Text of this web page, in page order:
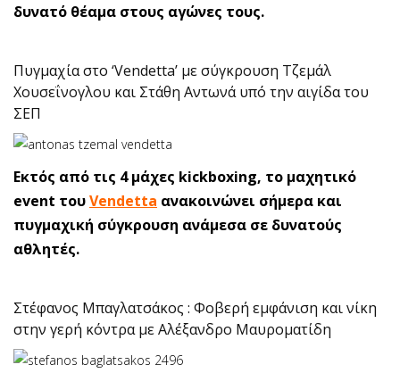
δυνατό θέαμα στους αγώνες τους.
Πυγμαχία στο ‘Vendetta’ με σύγκρουση Τζεμάλ
Χουσεΐνογλου και Στάθη Αντωνά υπό την αιγίδα του
ΣΕΠ
Εκτός από τις 4 μάχες kickboxing, το μαχητικό
event τουVendetta ανακοινώνει σήμερα και
πυγμαχική σύγκρουση ανάμεσα σε δυνατούς
αθλητές.
Στέφανος Μπαγλατσάκος : Φοβερή εμφάνιση και νίκη
στην γερή κόντρα με Αλέξανδρο Μαυροματίδη